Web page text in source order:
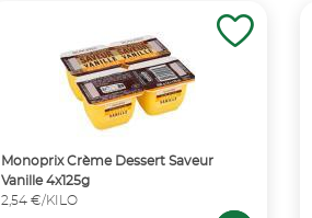
Monoprix Crème Dessert Saveur
Vanille 4x125g
2,54 €/KILO